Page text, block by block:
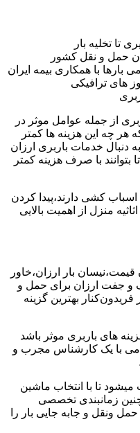
تا تخلیه بار
حمل و نقل کشور
بارها با همکاری بیمه ایران
های ترافیکی
از جمله عوامل موثر در
چه این هزینه ها کمتر
دنبال خدمات باربری ارزان
با صرف هزینه کمتر
اسباب کشی دارند،پیدا کردن
منزل از اهمیت بالایی
قیمت،نیسان بار ارزان،خاور
و جفت ارزان برای حمل و
فریدون‌کنار بهترین گزینه
های باربری موثر باشد
با یک کارشناس مجرب و
تا با انتخاب ماشین
زمانبندی تخصصی
ونقل و جابه جایی بار را